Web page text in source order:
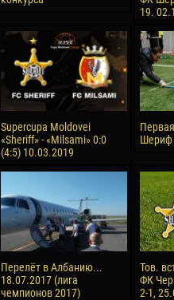
19.
Supercupa Moldovei
«Sheriff» - «Milsami» 0:0
(4:5) 10.03.2019
Шериф
Перелёт в Албанию...
18.07.2017 (лига
чемпионов 2017)
Тов.
ФК
2-1,